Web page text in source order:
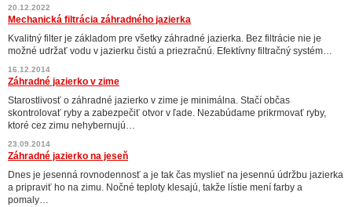
20.12.2022
Mechanická filtrácia záhradného jazierka
Kvalitný filter je základom pre všetky záhradné jazierka. Bez filtrácie nie je
možné udržať vodu v jazierku čistú a priezračnú. Efektívny filtračný systém…
16.12.2014
Záhradné jazierko v zime
Starostlivosť o záhradné jazierko v zime je minimálna. Stačí občas
skontrolovať ryby a zabezpečiť otvor v ľade. Nezabúdame prikrmovať ryby,
ktoré cez zimu nehybernujú…
23.09.2014
Záhradné jazierko na jeseň
Dnes je jesenná rovnodennosť a je tak čas myslieť na jesennú údržbu jazierka
a pripraviť ho na zimu. Nočné teploty klesajú, takže lístie mení farby a
pomaly…